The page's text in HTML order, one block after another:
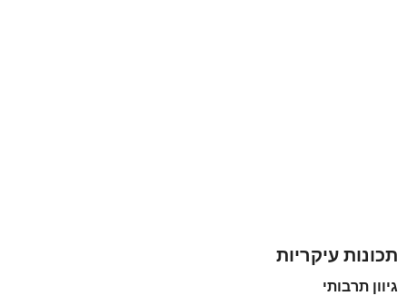
תכונות עיקריות
גיוון תרבותי